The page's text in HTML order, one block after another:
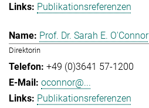
Publikationsreferenzen
Prof. Dr. Sarah E. O'Connor
Direktorin
+49 (0)3641 57-1200
oconnor@...
Publikationsreferenzen